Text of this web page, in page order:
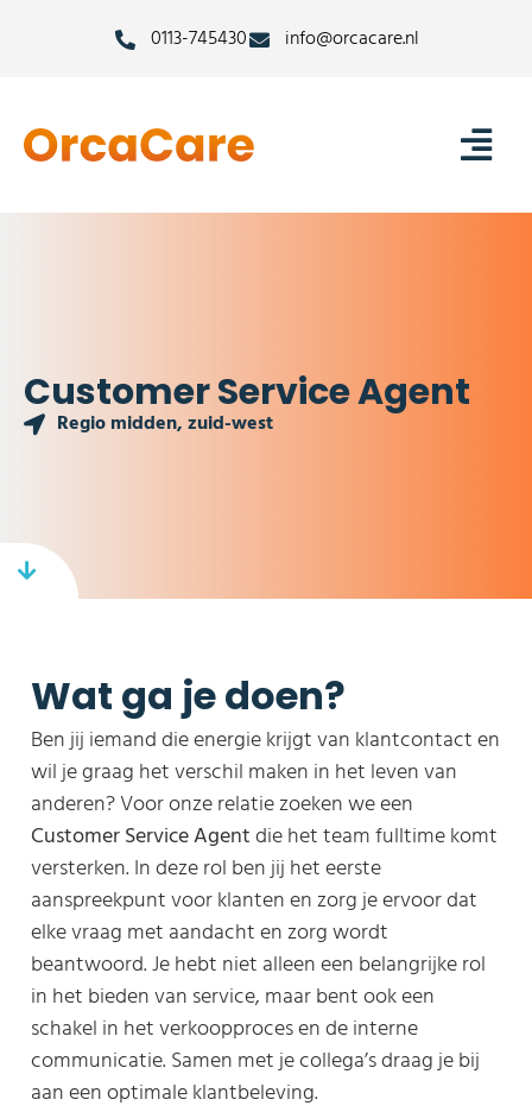
0113-745430 info@orcacare.nl
Customer Service Agent
Regio midden, zuid-west
Wat ga je doen?
Ben jij iemand die energie krijgt van klantcontact en
wil je graag het verschil maken in het leven van
anderen? Voor onze relatie zoeken we een
Customer Service Agentdie het team fulltime komt
versterken. In deze rol ben jij het eerste
aanspreekpunt voor klanten en zorg je ervoor dat
elke vraag met aandacht en zorg wordt
beantwoord. Je hebt niet alleen een belangrijke rol
in het bieden van service, maar bent ook een
schakel in het verkoopproces en de interne
communicatie. Samen met je collega’s draag je bij
aan een optimale klantbeleving.